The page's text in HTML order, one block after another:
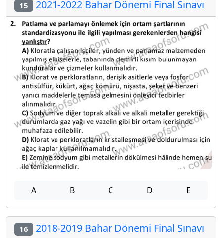
15 2021-2022 Bahar Dönemi Final Sınavı
A B C D E
16 2018-2019 Bahar Dönemi Final Sınavı